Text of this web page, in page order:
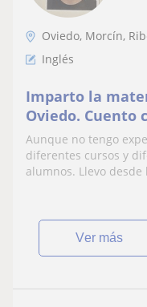
Oviedo, Morcín,
Inglés
Imparto la
Oviedo. Cuento
idioma. Me
cursos.
Aunque no tengo
diferentes cursos y
alumnos. Llevo desde
ver más